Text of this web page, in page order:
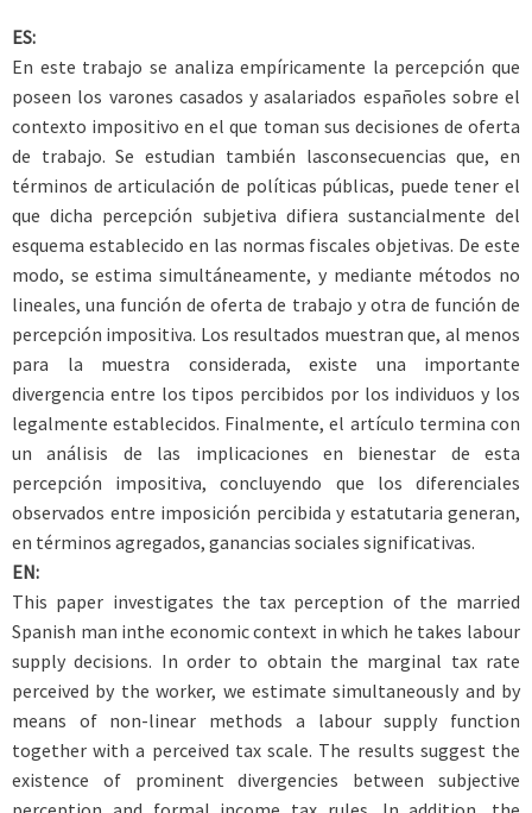
ES:
En este trabajo se analiza empíricamente la percepción que
poseen los varones casados y asalariados españoles sobre el
contexto impositivo en el que toman sus decisiones de oferta
de trabajo. Se estudian también lasconsecuencias que, en
términos de articulación de políticas públicas, puede tener el
que dicha percepción subjetiva difiera sustancialmente del
esquema establecido en las normas fiscales objetivas. De este
modo, se estima simultáneamente, y mediante métodos no
lineales, una función de oferta de trabajo y otra de función de
percepción impositiva. Los resultados muestran que, al menos
para la muestra considerada, existe una importante
divergencia entre los tipos percibidos por los individuos y los
legalmente establecidos. Finalmente, el artículo termina con
un análisis de las implicaciones en bienestar de esta
percepción impositiva, concluyendo que los diferenciales
observados entre imposición percibida y estatutaria generan,
en términos agregados, ganancias sociales significativas.
EN:
This paper investigates the tax perception of the married
Spanish man inthe economic context in which he takes labour
supply decisions. In order to obtain the marginal tax rate
perceived by the worker, we estimate simultaneously and by
means of non-linear methods a labour supply function
together with a perceived tax scale. The results suggest the
existence of prominent divergencies between subjective